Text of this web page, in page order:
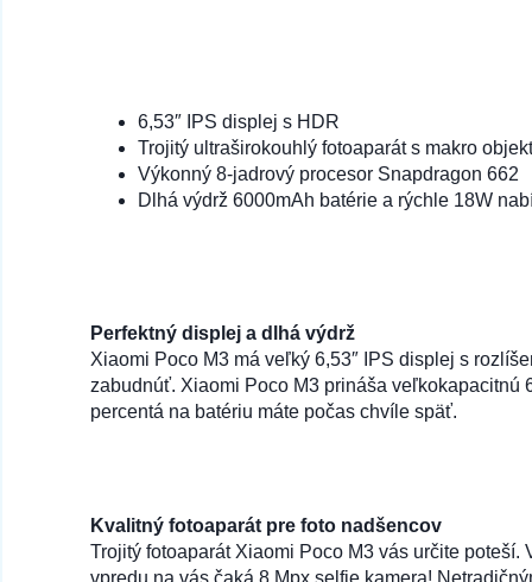
6,53″ IPS displej s HDR
Trojitý ultraširokouhlý fotoaparát s makro
Výkonný 8-jadrový procesor Snapdragon 662
Dlhá výdrž 6000mAh batérie a rýchle 18W
Perfektný displej a dlhá výdrž
Xiaomi Poco M3 má veľký 6,53″ IPS displej s
zabudnúť. Xiaomi Poco M3 prináša veľkokapacitnú
percentá na batériu máte počas chvíle späť.
Kvalitný fotoaparát pre foto nadšencov
Trojitý fotoaparát Xiaomi Poco M3 vás určite